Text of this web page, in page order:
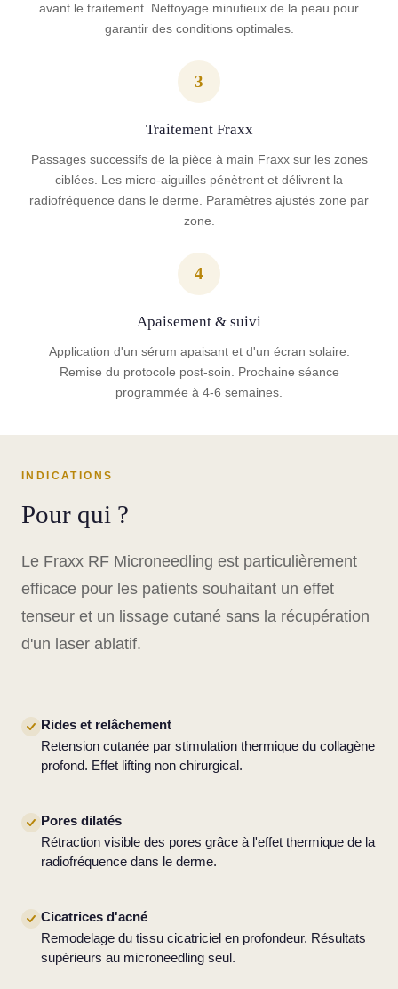
avant le traitement. Nettoyage minutieux de la peau pour
garantir des conditions optimales.
3
Traitement Fraxx
Passages successifs de la pièce à main Fraxx sur les zones
ciblées. Les micro-aiguilles pénètrent et délivrent la
radiofréquence dans le derme. Paramètres ajustés zone par
zone.
4
Apaisement & suivi
Application d'un sérum apaisant et d'un écran solaire.
Remise du protocole post-soin. Prochaine séance
programmée à 4-6 semaines.
INDICATIONS
Pour qui ?
Le Fraxx RF Microneedling est particulièrement
efficace pour les patients souhaitant un effet
tenseur et un lissage cutané sans la récupération
d'un laser ablatif.
Rides et relâchement
Retension cutanée par stimulation thermique du collagène
profond. Effet lifting non chirurgical.
Pores dilatés
Rétraction visible des pores grâce à l'effet thermique de la
radiofréquence dans le derme.
Cicatrices d'acné
Remodelage du tissu cicatriciel en profondeur. Résultats
supérieurs au microneedling seul.